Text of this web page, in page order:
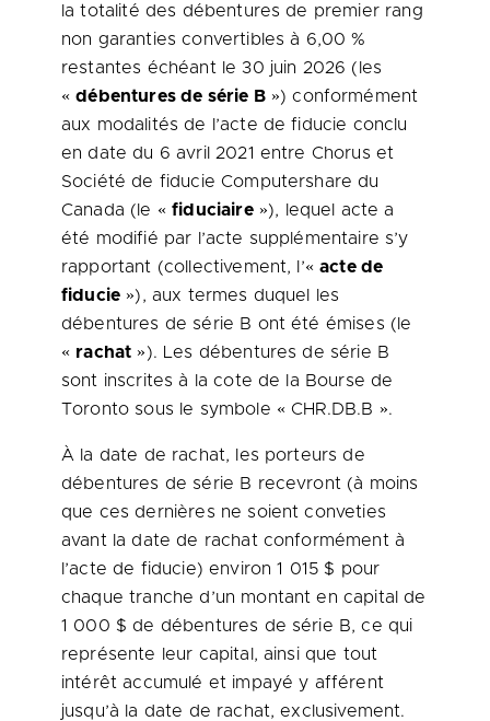
la totalité des débentures de premier rang
non garanties convertibles à 6,00 %
restantes échéant le 30 juin 2026 (les
«débentures de série B») conformément
aux modalités de l’acte de fiducie conclu
en date du 6 avril 2021 entre Chorus et
Société de fiducie Computershare du
Canada (le «fiduciaire»), lequel acte a
été modifié par l’acte supplémentaire s’y
rapportant (collectivement, l’«acte de
fiducie »), aux termes duquel les
débentures de série B ont été émises (le
« rachat »). Les débentures de série B
sont inscrites à la cote de la Bourse de
Toronto sous le symbole « CHR.DB.B ».
À la date de rachat, les porteurs de
débentures de série B recevront (à moins
que ces dernières ne soient conveties
avant la date de rachat conformément à
l’acte de fiducie) environ 1 015 $ pour
chaque tranche d’un montant en capital de
1 000 $ de débentures de série B, ce qui
représente leur capital, ainsi que tout
intérêt accumulé et impayé y afférent
jusqu’à la date de rachat, exclusivement.